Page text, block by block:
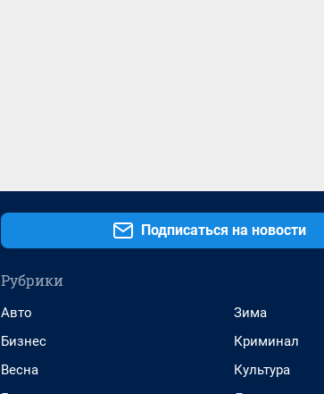
Подписаться на новости
Рубрики
Авто
Бизнес
Весна
Зима
Криминал
Культура